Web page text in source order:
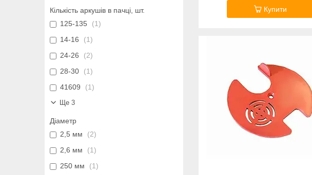
Купити
Кількість аркушів в пачці, шт.
125-135
1
14-16
1
24-26
2
28-30
1
41609
1
Ще 3
Діаметр
2,5 мм
2
2,6 мм
1
250 мм
1